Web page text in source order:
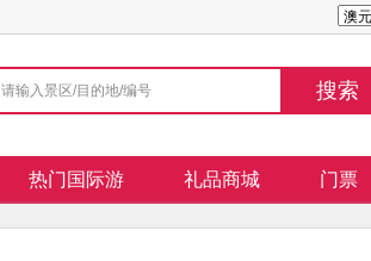
热门国际游 礼品商城 门票